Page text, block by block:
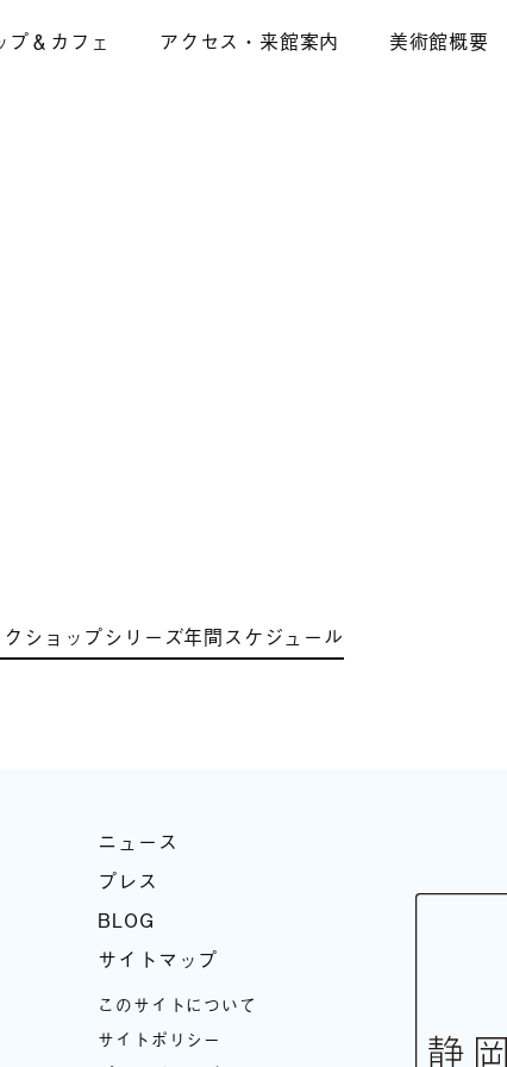
プ＆カフェ アクセス・来館案内 美術館概要
クショップシリーズ年間スケジュール
ニュース
プレス
BLOG
サイトマップ
このサイトについて
サイトポリシー